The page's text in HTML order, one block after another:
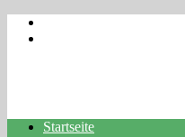
Startseite